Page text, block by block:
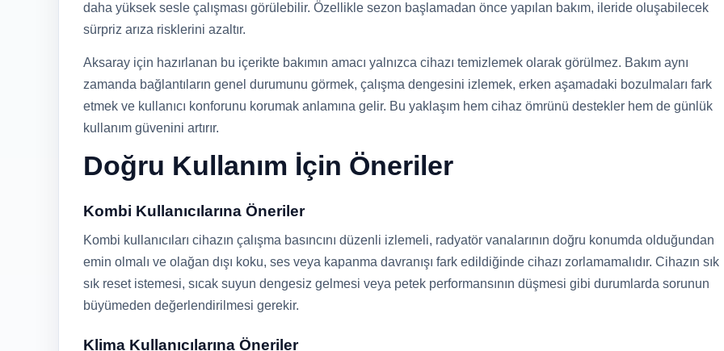
daha yüksek sesle çalışması görülebilir. Özellikle sezon başlamadan önce yapılan bakım, ileride oluşabilecek
sürpriz arıza risklerini azaltır.
Aksaray için hazırlanan bu içerikte bakımın amacı yalnızca cihazı temizlemek olarak görülmez. Bakım aynı
zamanda bağlantıların genel durumunu görmek, çalışma dengesini izlemek, erken aşamadaki bozulmaları fark
etmek ve kullanıcı konforunu korumak anlamına gelir. Bu yaklaşım hem cihaz ömrünü destekler hem de günlük
kullanım güvenini artırır.
Doğru Kullanım İçin Öneriler
Kombi Kullanıcılarına Öneriler
Kombi kullanıcıları cihazın çalışma basıncını düzenli izlemeli, radyatör vanalarının doğru konumda olduğundan
emin olmalı ve olağan dışı koku, ses veya kapanma davranışı fark edildiğinde cihazı zorlamamalıdır. Cihazın sık
sık reset istemesi, sıcak suyun dengesiz gelmesi veya petek performansının düşmesi gibi durumlarda sorunun
büyümeden değerlendirilmesi gerekir.
Klima Kullanıcılarına Öneriler